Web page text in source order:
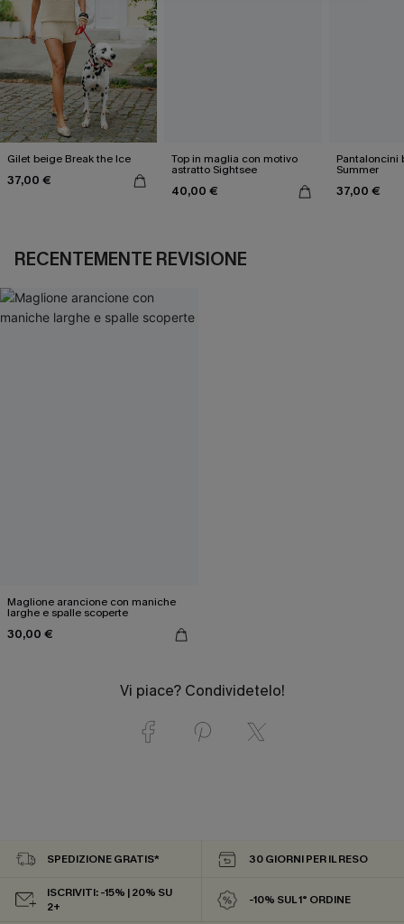
Gilet beige Break the Ice
37,00 €
Top in maglia con motivo
astratto Sightsee
40,00 €
Pantaloncini
Summer
37,00 €
RECENTEMENTE REVISIONE
Maglione arancione con maniche
larghe e spalle scoperte
30,00 €
Vi piace? Condividetelo!
SPEDIZIONE GRATIS* 30 GIORNI PER IL RESO
ISCRIVITI: -15% | 20% SU
2+
-10% SUL 1° ORDINE